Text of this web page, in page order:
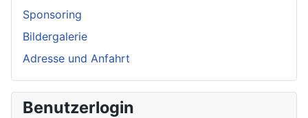
Sponsoring
Bildergalerie
Adresse und Anfahrt
Benutzerlogin